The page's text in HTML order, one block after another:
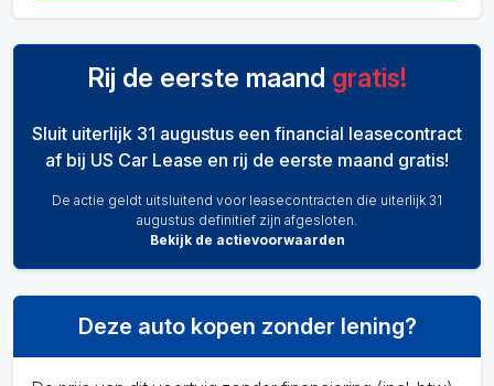
Rij de eerste maand gratis!
Sluit uiterlijk 31 augustus een financial leasecontract
af bij US Car Lease en rij de eerste maand gratis!
De actie geldt uitsluitend voor leasecontracten die uiterlijk 31
augustus definitief zijn afgesloten.
Bekijk de actievoorwaarden
Deze auto kopen zonder lening?